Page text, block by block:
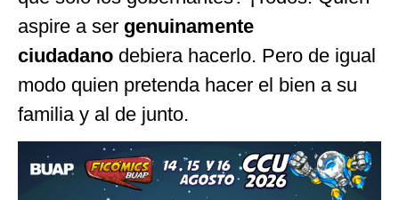
aspire a ser genuinamente
ciudadano debiera hacerlo. Pero de igual
modo quien pretenda hacer el bien a su
familia y al de junto.